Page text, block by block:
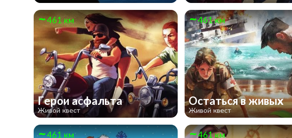
461 км
Герои асфальта
Живой квест
461 км
Остаться в живых
Живой квест
461 км 461 км